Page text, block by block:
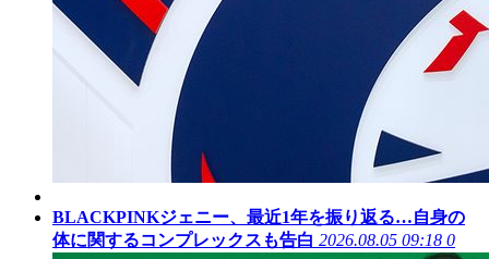
BLACKPINKジェニー、最近1年を振り返る…自身の
体に関するコンプレックスも告白 2026.08.05 09:18 0